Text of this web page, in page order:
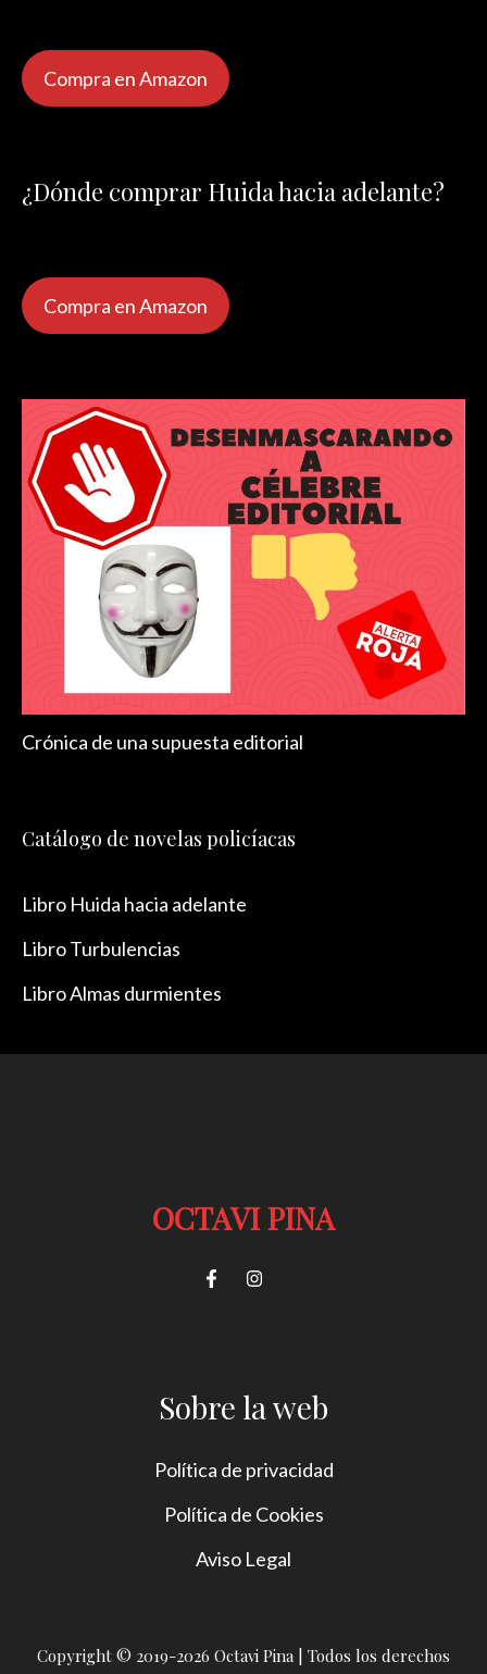
Compra en Amazon
¿Dónde comprar Huida hacia adelante?
Compra en Amazon
Crónica de una supuesta editorial
Catálogo de novelas policíacas
Libro Huida hacia adelante
Libro Turbulencias
Libro Almas durmientes
OCTAVI PINA
Sobre la web
Política de privacidad
Política de Cookies
Aviso Legal
Copyright © 2019-2026 Octavi Pina | Todos los derechos